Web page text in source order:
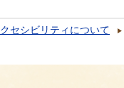
セシビリティについて